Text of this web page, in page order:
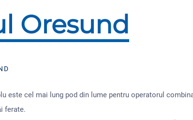
Oresund
este cel mai lung pod din lume pentru operatorul
ferate.